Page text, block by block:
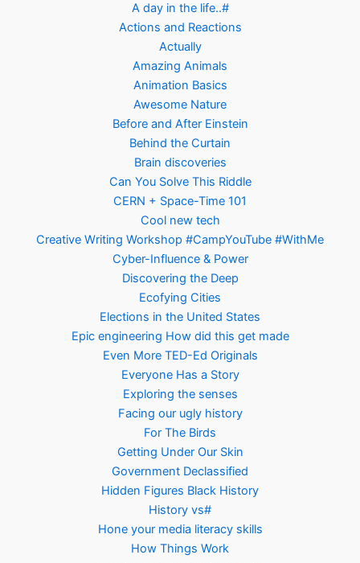
A day in the life..#
Actions and Reactions
Actually
Amazing Animals
Animation Basics
Awesome Nature
Before and After Einstein
Behind the Curtain
Brain discoveries
Can You Solve This Riddle
CERN + Space-Time 101
Cool new tech
Creative Writing Workshop #CampYouTube #WithMe
Cyber-Influence & Power
Discovering the Deep
Ecofying Cities
Elections in the United States
Epic engineering How did this get made
Even More TED-Ed Originals
Everyone Has a Story
Exploring the senses
Facing our ugly history
For The Birds
Getting Under Our Skin
Government Declassified
Hidden Figures Black History
History vs#
Hone your media literacy skills
How Things Work